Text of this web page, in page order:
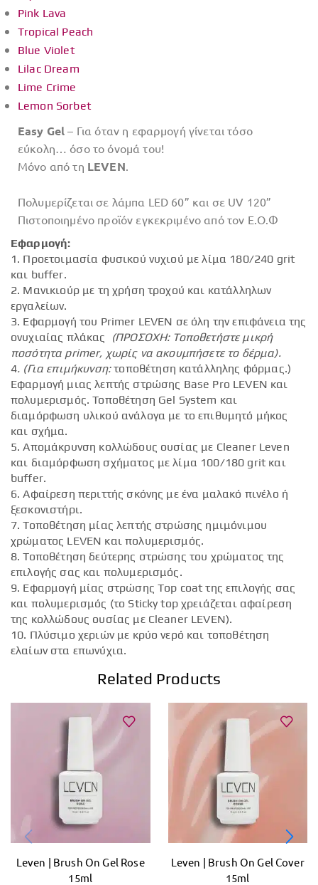
Pink Lava
Tropical Peach
Blue Violet
Lilac Dream
Lime Crime
Lemon Sorbet
Easy Gel – Για όταν η εφαρμογή γίνεται τόσο
εύκολη… όσο το όνομά του!
Μόνο από τη LEVEN.
Πολυμερίζεται σε λάμπα LED 60” και σε UV 120”
Πιστοποιημένο προϊόν εγκεκριμένο από τον Ε.Ο.Φ
Εφαρμογή:
1. Προετοιμασία φυσικού νυχιού με λίμα 180/240 grit
και buffer.
2. Μανικιούρ με τη χρήση τροχού και κατάλληλων
εργαλείων.
3. Εφαρμογή του Primer LEVEN σε όλη την επιφάνεια της
ονυχιαίας πλάκας
(ΠΡΟΣΟΧΗ: Τοποθετήστε μικρή
ποσότητα primer, χωρίς να ακουμπήσετε το δέρμα).
4. (Για επιμήκυνση:τοποθέτηση κατάλληλης φόρμας.)
Εφαρμογή μιας λεπτής στρώσης Base Pro LEVEN και
πολυμερισμός. Τοποθέτηση Gel System και
διαμόρφωση υλικού ανάλογα με το επιθυμητό μήκος
και σχήμα.
5. Απομάκρυνση κολλώδους ουσίας με Cleaner Leven
και διαμόρφωση σχήματος με λίμα 100/180 grit και
buffer.
6. Αφαίρεση περιττής σκόνης με ένα μαλακό πινέλο ή
ξεσκονιστήρι.
7. Τοποθέτηση μίας λεπτής στρώσης ημιμόνιμου
χρώματος LEVEN και πολυμερισμός.
8. Τοποθέτηση δεύτερης στρώσης του χρώματος της
επιλογής σας και πολυμερισμός.
9. Εφαρμογή μίας στρώσης Top coat της επιλογής σας
και πολυμερισμός (το Sticky top χρειάζεται αφαίρεση
της κολλώδους ουσίας με Cleaner LEVEN).
10. Πλύσιμο χεριών με κρύο νερό και τοποθέτηση
ελαίων στα επωνύχια.
Related Products
Leven | Brush On Gel Rose
15ml
Leven | Brush On Gel Cover
15ml